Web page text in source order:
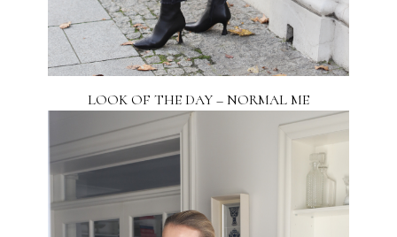
LOOK OF THE DAY – NORMAL ME